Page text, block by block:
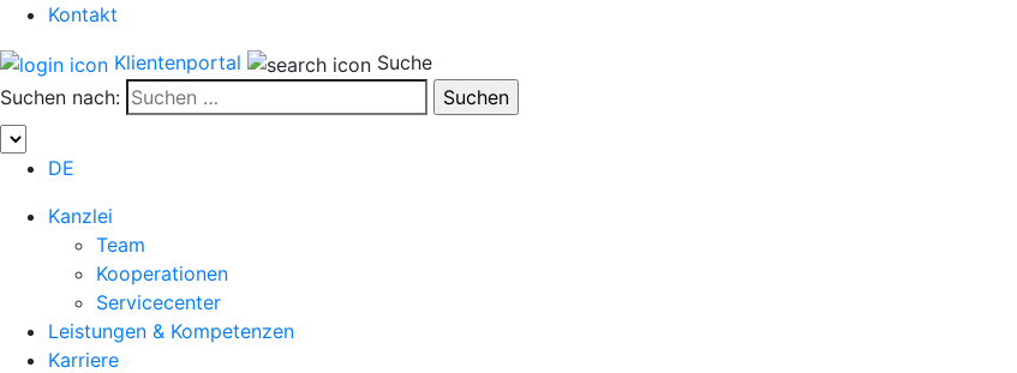
Kontakt
Klientenportal
Suche
Suchen nach:
DE
Kanzlei
Team
Kooperationen
Servicecenter
Leistungen & Kompetenzen
Karriere